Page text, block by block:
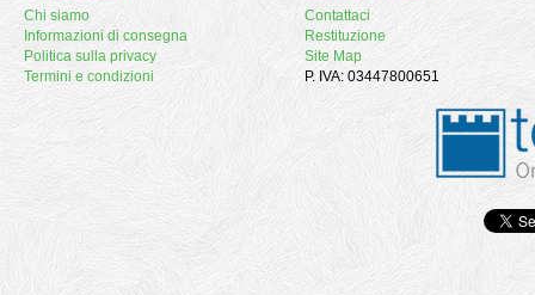
Chi siamo
Informazioni di consegna
Politica sulla privacy
Termini e condizioni
Contattaci
Restituzione
Site Map
P. IVA: 03447800651